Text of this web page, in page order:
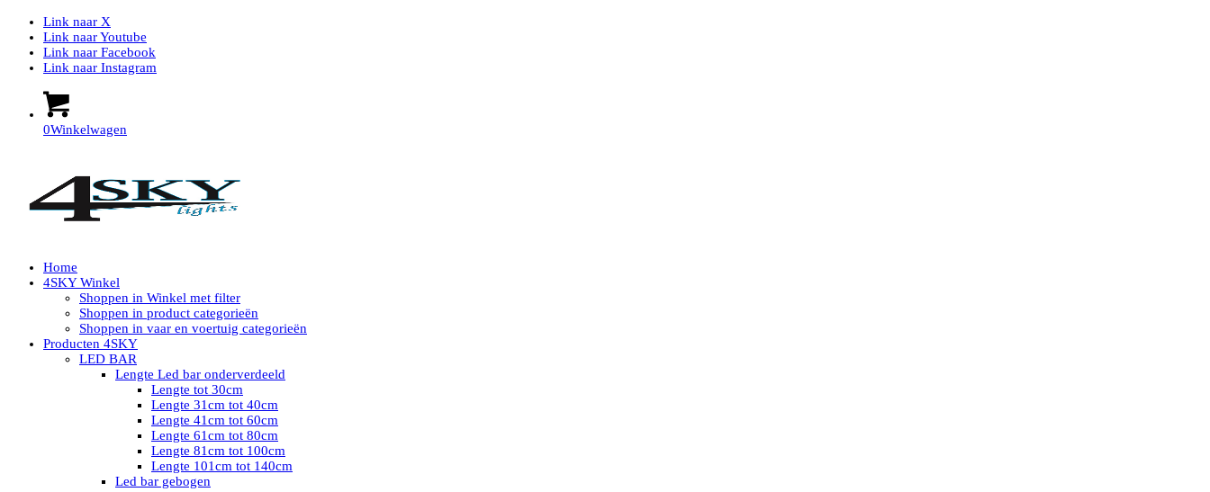
Link naar X
Link naar Youtube
Link naar Facebook
Link naar Instagram
0Winkelwagen
Home
4SKY Winkel
Shoppen in Winkel met filter
Shoppen in product categorieën
Shoppen in vaar en voertuig categorieën
Producten 4SKY
LED BAR
Lengte Led bar onderverdeeld
Lengte tot 30cm
Lengte 31cm tot 40cm
Lengte 41cm tot 60cm
Lengte 61cm tot 80cm
Lengte 81cm tot 100cm
Lengte 101cm tot 140cm
Led bar gebogen